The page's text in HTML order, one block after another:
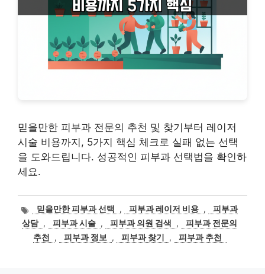
믿을만한 피부과 전문의 추천 및 찾기부터 레이저
시술 비용까지, 5가지 핵심 체크로 실패 없는 선택
을 도와드립니다. 성공적인 피부과 선택법을 확인하
세요.
태
그
믿을만한 피부과 선택 , 피부과 레이저 비용 ,
피부과
상담 , 피부과 시술 , 피부과 의원 검색 ,
피부과 전문의
추천
, 피부과 정보 , 피부과 찾기 , 피부과 추천